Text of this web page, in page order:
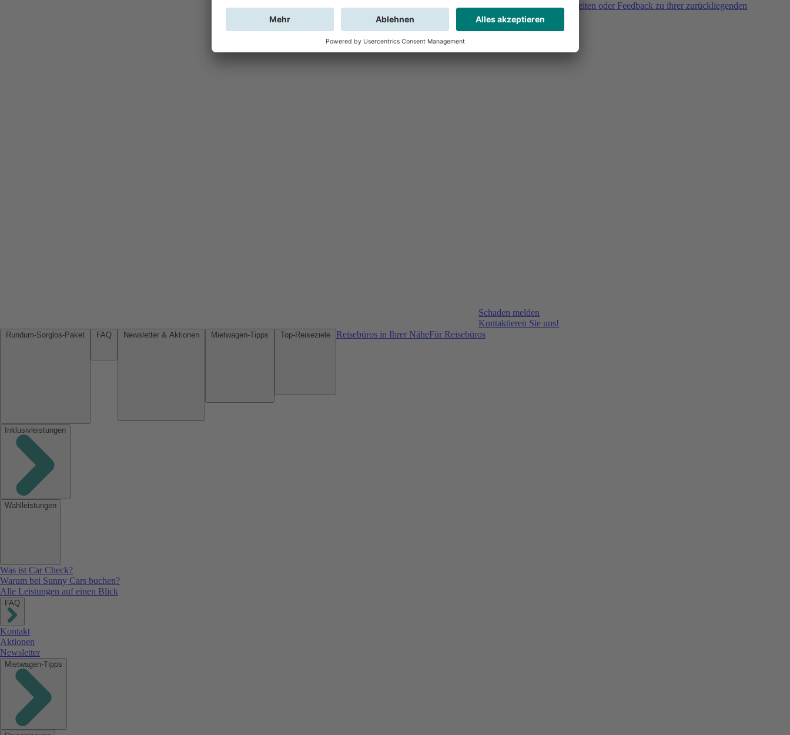
Sie haben Fragen, Unklarheiten oder Feedback zu ihrer zurückliegenden
Buchung?
Schaden melden
Kontaktieren Sie uns!
Reisebüros in Ihrer NäheFür Reisebüros
Inklusivleistungen
Wahlleistungen
Was ist Car Check?
Warum bei Sunny Cars buchen?
Alle Leistungen auf einen Blick
FAQ
Kontakt
Aktionen
Newsletter
Mietwagen-Tipps